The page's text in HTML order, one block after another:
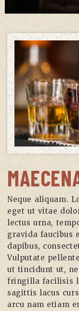
Neque aliquam.
eget ut vitae
lectus urna,
gravida faucibus
dapibus,
Vulputate
ut tincidunt ut,
fringilla facilisis
sagittis lacus
arcu nam etiam